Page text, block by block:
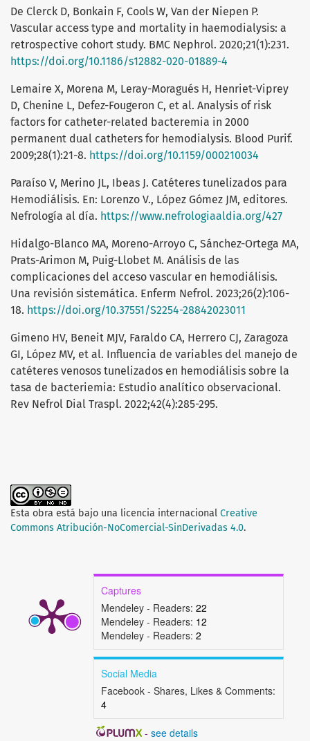
De Clerck D, Bonkain F, Cools W, Van der Niepen P.
Vascular access type and mortality in haemodialysis: a
retrospective cohort study. BMC Nephrol. 2020;21(1):231.
https://doi.org/10.1186/s12882-020-01889-4
Lemaire X, Morena M, Leray-Moragués H, Henriet-Viprey
D, Chenine L, Defez-Fougeron C, et al. Analysis of risk
factors for catheter-related bacteremia in 2000
permanent dual catheters for hemodialysis. Blood Purif.
2009;28(1):21-8. https://doi.org/10.1159/000210034
Paraíso V, Merino JL, Ibeas J. Catéteres tunelizados para
Hemodiálisis. En: Lorenzo V., López Gómez JM, editores.
Nefrología al día. https://www.nefrologiaaldia.org/427
Hidalgo-Blanco MA, Moreno-Arroyo C, Sánchez-Ortega MA,
Prats-Arimon M, Puig-Llobet M. Análisis de las
complicaciones del acceso vascular en hemodiálisis.
Una revisión sistemática. Enferm Nefrol. 2023;26(2):106-
18. https://doi.org/10.37551/S2254-28842023011
Gimeno HV, Beneit MJV, Faraldo CA, Herrero CJ, Zaragoza
GI, López MV, et al. Influencia de variables del manejo de
catéteres venosos tunelizados en hemodiálisis sobre la
tasa de bacteriemia: Estudio analítico observacional.
Rev Nefrol Dial Traspl. 2022;42(4):285-295.
Esta obra está bajo una licencia internacional Creative
Commons Atribución-NoComercial-SinDerivadas 4.0.
Captures
Mendeley - Readers: 22
Mendeley - Readers: 12
Mendeley - Readers: 2
Social Media
Facebook - Shares, Likes & Comments:
4
- see details